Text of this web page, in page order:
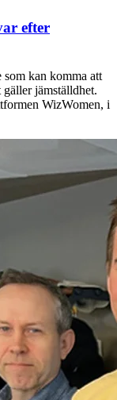
efter
som kan komma att
jämställdhet.
WizWomen, i